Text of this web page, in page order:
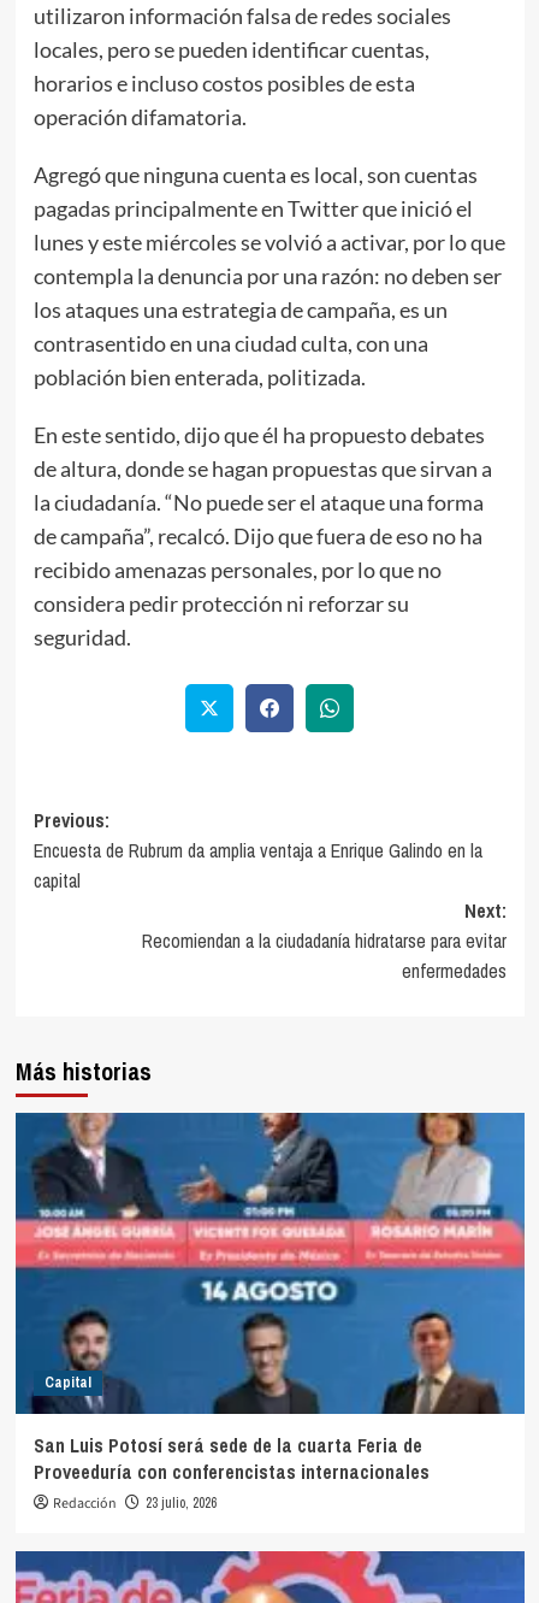
utilizaron información falsa de redes sociales
locales, pero se pueden identificar cuentas,
horarios e incluso costos posibles de esta
operación difamatoria.
Agregó que ninguna cuenta es local, son cuentas
pagadas principalmente en Twitter que inició el
lunes y este miércoles se volvió a activar, por lo que
contempla la denuncia por una razón: no deben ser
los ataques una estrategia de campaña, es un
contrasentido en una ciudad culta, con una
población bien enterada, politizada.
En este sentido, dijo que él ha propuesto debates
de altura, donde se hagan propuestas que sirvan a
la ciudadanía. “No puede ser el ataque una forma
de campaña”, recalcó. Dijo que fuera de eso no ha
recibido amenazas personales, por lo que no
considera pedir protección ni reforzar su
seguridad.
Previous:
Encuesta de Rubrum da amplia ventaja a Enrique Galindo en la
capital
Next:
Recomiendan a la ciudadanía hidratarse para evitar
enfermedades
Más historias
Capital
San Luis Potosí será sede de la cuarta Feria de
Proveeduría con conferencistas internacionales
Redacción 23 julio, 2026